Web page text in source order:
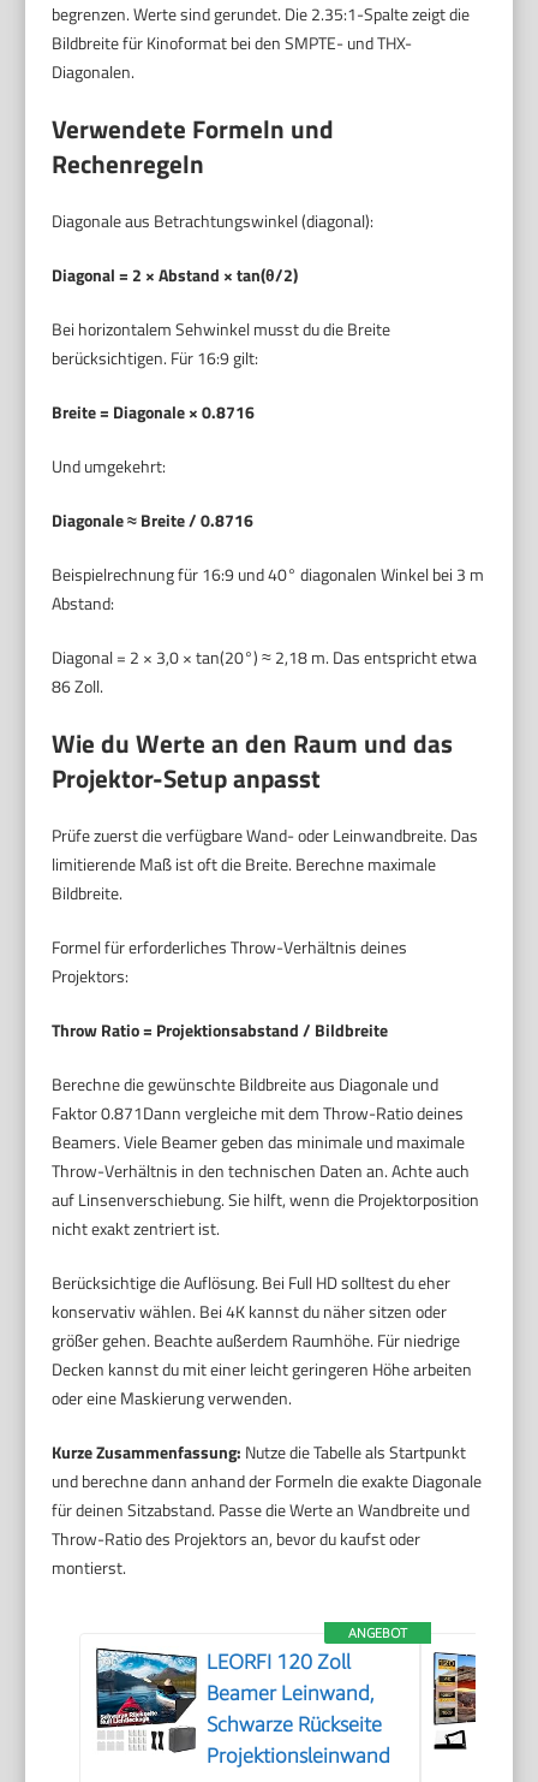
begrenzen. Werte sind gerundet. Die 2.35:1-Spalte zeigt die
Bildbreite für Kinoformat bei den SMPTE- und THX-
Diagonalen.
Verwendete Formeln und
Rechenregeln
Diagonale aus Betrachtungswinkel (diagonal):
Diagonal = 2 × Abstand × tan(θ/2)
Bei horizontalem Sehwinkel musst du die Breite
berücksichtigen. Für 16:9 gilt:
Breite = Diagonale × 0.8716
Und umgekehrt:
Diagonale ≈ Breite / 0.8716
Beispielrechnung für 16:9 und 40° diagonalen Winkel bei 3 m
Abstand:
Diagonal = 2 × 3,0 × tan(20°) ≈ 2,18 m. Das entspricht etwa
86 Zoll.
Wie du Werte an den Raum und das
Projektor-Setup anpasst
Prüfe zuerst die verfügbare Wand- oder Leinwandbreite. Das
limitierende Maß ist oft die Breite. Berechne maximale
Bildbreite.
Formel für erforderliches Throw-Verhältnis deines
Projektors:
Throw Ratio = Projektionsabstand / Bildbreite
Berechne die gewünschte Bildbreite aus Diagonale und
Faktor 0.871Dann vergleiche mit dem Throw-Ratio deines
Beamers. Viele Beamer geben das minimale und maximale
Throw-Verhältnis in den technischen Daten an. Achte auch
auf Linsenverschiebung. Sie hilft, wenn die Projektorposition
nicht exakt zentriert ist.
Berücksichtige die Auflösung. Bei Full HD solltest du eher
konservativ wählen. Bei 4K kannst du näher sitzen oder
größer gehen. Beachte außerdem Raumhöhe. Für niedrige
Decken kannst du mit einer leicht geringeren Höhe arbeiten
oder eine Maskierung verwenden.
Kurze Zusammenfassung: Nutze die Tabelle als Startpunkt
und berechne dann anhand der Formeln die exakte Diagonale
für deinen Sitzabstand. Passe die Werte an Wandbreite und
Throw-Ratio des Projektors an, bevor du kaufst oder
montierst.
ANGEBOT
LEORFI 120 Zoll
Beamer Leinwand,
Schwarze Rückseite
Projektionsleinwand